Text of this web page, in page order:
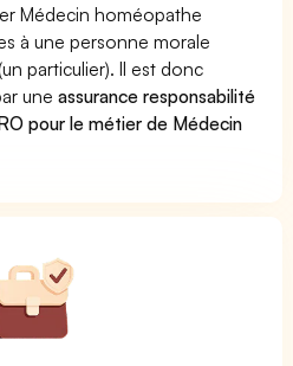
Médecin homéopathe
à une personne morale
particulier). Il est donc
uneassurance responsabilité
pour le métier de Médecin